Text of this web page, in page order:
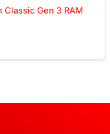
Classic Gen 3 RAM